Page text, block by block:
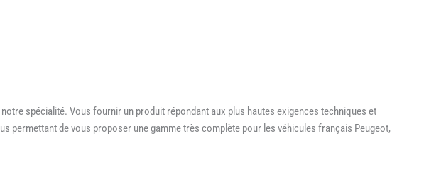
spécialité. Vous fournir un produit répondant aux plus hautes exigences techniques et
de vous proposer une gamme très complète pour les véhicules français Peugeot,